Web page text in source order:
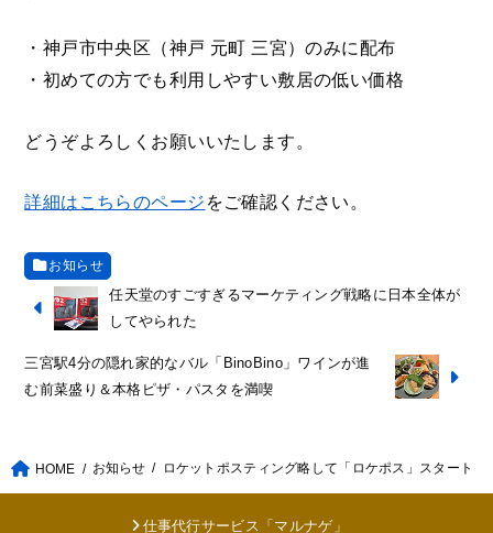
・神戸市中央区（神戸 元町 三宮）のみに配布
・初めての方でも利用しやすい敷居の低い価格
どうぞよろしくお願いいたします。
詳細はこちらのページ をご確認ください。
お知らせ
任天堂のすごすぎるマーケティング戦略に日本全体が
してやられた
三宮駅4分の隠れ家的なバル「BinoBino」ワインが進
む前菜盛り＆本格ピザ・パスタを満喫
HOME お知らせ ロケットポスティング略して「ロケポス」スタート
仕事代行サービス「マルナゲ」